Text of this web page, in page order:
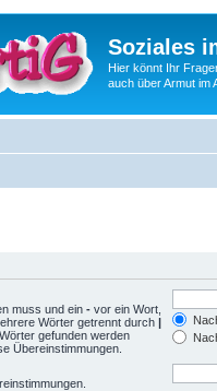
Soziales
Hier könnt Ihr
auch über Armut im
muss und ein - vor ein Wort,
Wörter getrennt durch |
gefunden werden
Übereinstimmungen.